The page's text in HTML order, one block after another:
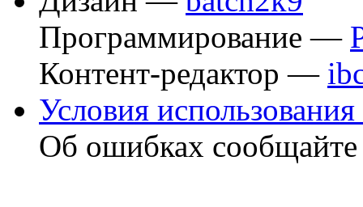
Программирование —
Контент-редактор —
Условия использования
Об ошибках